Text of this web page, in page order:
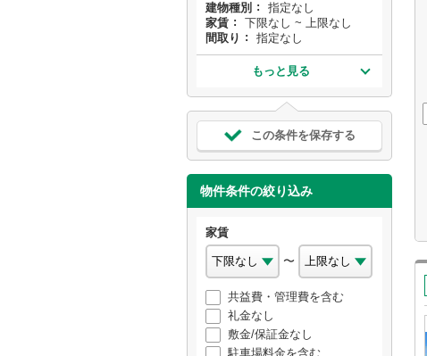
建物種別
指定なし
家賃
下限なし ~ 上限なし
間取り
指定なし
もっと見る
この条件を保存する
物件条件の絞り込み
家賃
〜
共益費・管理費を含む
礼金なし
敷金/保証金なし
駐車場料金を含む